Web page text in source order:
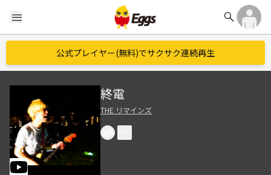
menu search
公式プレイヤー(無料)でサクサク連続再生
終電
THE リマインズ